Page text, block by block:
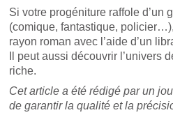
Si votre progéniture raffole d’un
(comique, fantastique,
rayon roman avec l’aide d’un
Il peut aussi découvrir l’univers
riche.
Cet article a été rédigé par un
de garantir la qualité et la